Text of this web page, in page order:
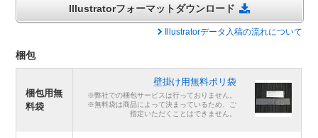
Illustratorフォーマットダウンロード
Illustratorデータ入稿の流れについて
梱包
梱包用無
料袋
壁掛け用無料ポリ袋
※弊社での梱包サービスは行っておりません。
※無料袋は商品によって決まっているため、ご
指定いただくことはできません。